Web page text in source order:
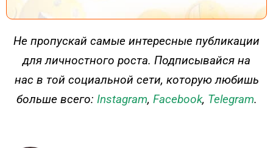
ДЕЙСТВУЙ
Не пропускай самые интересные публикации
для личностного роста. Подписывайся на
нас в той социальной сети, которую любишь
больше всего: Instagram, Facebook, Telegram.